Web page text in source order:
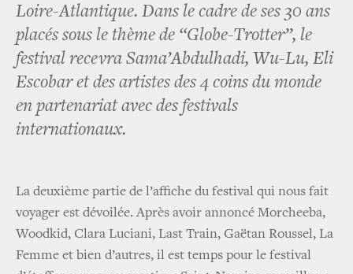
Loire-Atlantique. Dans le cadre de ses 30 ans
placés sous le thème de “Globe-Trotter”, le
festival recevra Sama’Abdulhadi, Wu-Lu, Eli
Escobar et des artistes des 4 coins du monde
en partenariat avec des festivals
internationaux.
La deuxième partie de l’affiche du festival qui nous fait
voyager est dévoilée. Après avoir annoncé Morcheeba,
Woodkid, Clara Luciani, Last Train, Gaëtan Roussel, La
Femme et bien d’autres, il est temps pour le festival